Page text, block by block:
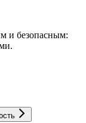
и безопасным: